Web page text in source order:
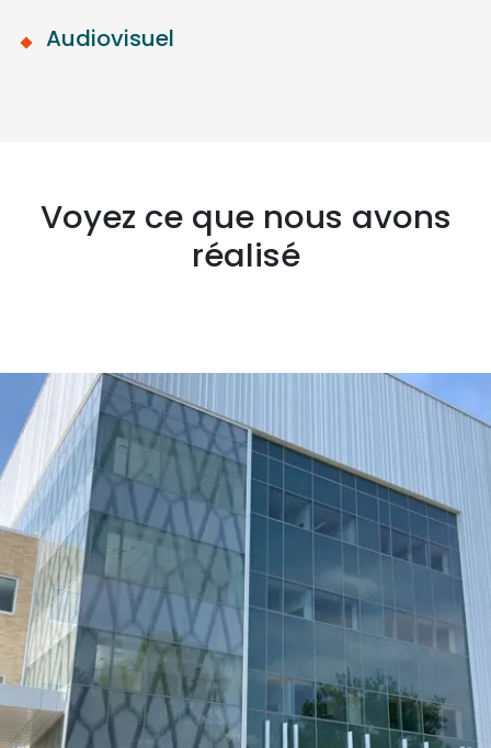
Audiovisuel
Voyez ce que nous avons
réalisé